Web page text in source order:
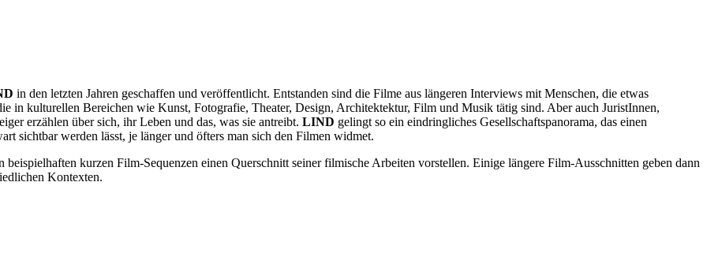
in den letzten Jahren geschaffen und veröffentlicht. Entstanden sind die Filme aus längeren Interviews mit Menschen, die etwas
in kulturellen Bereichen wie Kunst, Fotografie, Theater, Design, Architektektur, Film und Musik tätig sind. Aber auch JuristInnen,
erzählen über sich, ihr Leben und das, was sie antreibt. LIND gelingt so ein eindringliches Gesellschaftspanorama, das einen
sichtbar werden lässt, je länger und öfters man sich den Filmen widmet.
beispielhaften kurzen Film-Sequenzen einen Querschnitt seiner filmische Arbeiten vorstellen. Einige längere Film-Ausschnitten geben dann
Kontexten.